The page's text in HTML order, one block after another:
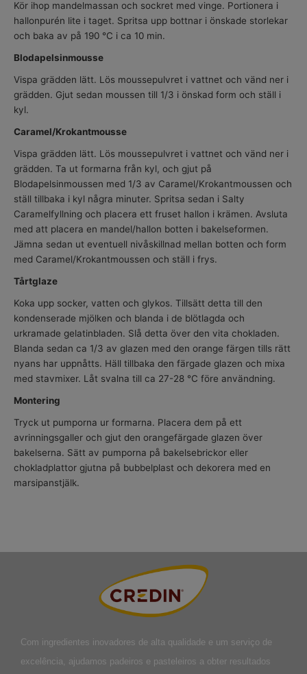
Kör ihop mandelmassan och sockret med vinge. Portionera i
hallonpurén lite i taget. Spritsa upp bottnar i önskade storlekar
och baka av på 190 °C i ca 10 min.
Blodapelsinmousse
Vispa grädden lätt. Lös moussepulvret i vattnet och vänd ner i
grädden. Gjut sedan moussen till 1/3 i önskad form och ställ i
kyl.
Caramel/Krokantmousse
Vispa grädden lätt. Lös moussepulvret i vattnet och vänd ner i
grädden. Ta ut formarna från kyl, och gjut på
Blodapelsinmoussen med 1/3 av Caramel/Krokantmoussen och
ställ tillbaka i kyl några minuter. Spritsa sedan i Salty
Caramelfyllning och placera ett fruset hallon i krämen. Avsluta
med att placera en mandel/hallon botten i bakelseformen.
Jämna sedan ut eventuell nivåskillnad mellan botten och form
med Caramel/Krokantmoussen och ställ i frys.
Tårtglaze
Koka upp socker, vatten och glykos. Tillsätt detta till den
kondenserade mjölken och blanda i de blötlagda och
urkramade gelatinbladen. Slå detta över den vita chokladen.
Blanda sedan ca 1/3 av glazen med den orange färgen tills rätt
nyans har uppnåtts. Häll tillbaka den färgade glazen och mixa
med stavmixer. Låt svalna till ca 27-28 °C före användning.
Montering
Tryck ut pumporna ur formarna. Placera dem på ett
avrinningsgaller och gjut den orangefärgade glazen över
bakelserna. Sätt av pumporna på bakelsebrickor eller
chokladplattor gjutna på bubbelplast och dekorera med en
marsipanstjälk.
Com ingredientes inovadores de alta qualidade e um serviço de
excelência, ajudamos padeiros e pasteleiros a obter resultados